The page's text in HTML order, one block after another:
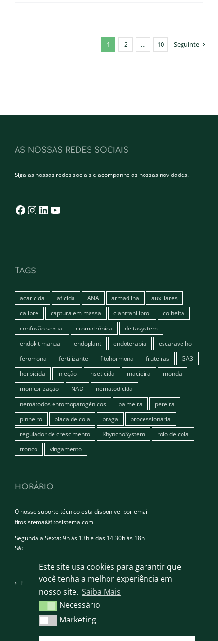
Este site usa cookies para garantir que
você tenha a melhor experiência em
nosso site. Saiba Mais
Necessário
Necessário
MarketingMarketing
1 2 … 10 Seguinte
AS NOSSAS REDES SOCIAIS
Siga as nossas redes sociais e acompanhe as nossas novidades.
Facebook
Instagram
LinkedIn
TAGS
acaricida aficida ANA armadilha
auxiliares
calibre
captura em massa ciantraniliprol
colheita
confusão sexual
cromotrópica
deltasystem
endokit manual
endoplant endoterapia
escaravelho
feromona
fertilizante fitohormona fruteiras
GA3
herbicida
injeção inseticida macieira
monda
monitorização
NAD
nematodicida
nemátodos entomopatogénicos
palmeira
pereira
pinheiro
placa de cola praga
processionária
regulador de crescimento
RhynchoSystem
rolo de cola
tronco
vingamento
HORÁRIO
O nosso suporte técnico esta disponivel por email
fitosistema@fitosistema.com
Segunda a Sexta: 9h às 13h e das 14.30h às 18h
Sábado e Domingo: Encerrado
Política de privacidade